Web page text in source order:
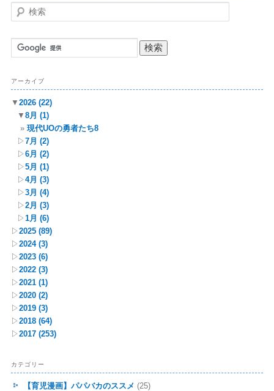
検
索
アーカイブ
▼ 2026 (22)
▼ 8月 (1)
現代UOの勇者たち8
▷7月 (2)
▷6月 (2)
▷5月 (1)
▷4月 (3)
▷3月 (4)
▷2月 (3)
▷1月 (6)
▷2025 (89)
▷2024 (3)
▷2023 (6)
▷2022 (3)
▷2021 (1)
▷2020 (2)
▷2019 (3)
▷2018 (64)
▷2017 (253)
カテゴリー
【育児漫画】パパバカのススメ (25)